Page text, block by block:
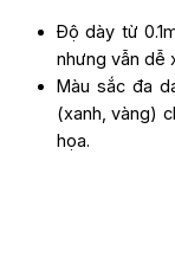
Độ dày từ
nhưng vẫn dễ
Màu sắc đa
(xanh, vàng)
họa.